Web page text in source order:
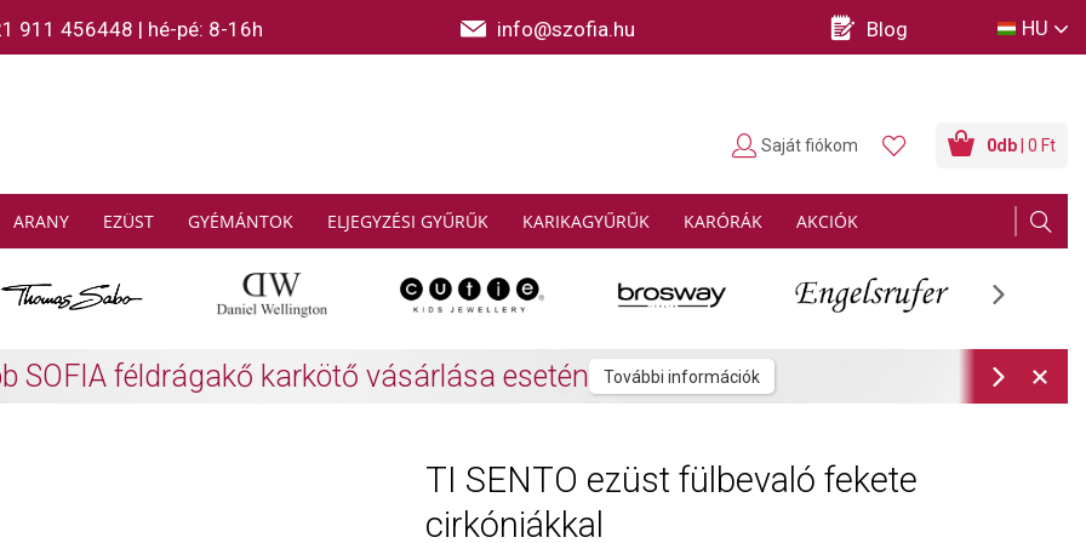
911 456448 | hé-pé: 8-16h info@szofia.hu Blog HU
ARANY EZÜST GYÉMÁNTOK ELJEGYZÉSI GYŰRŰK KARIKAGYŰRŰK KARÓRÁK AKCIÓK
0db | 0 Ft
Saját fiókom
SABO: Gyűjtsön és spóroljon További információk
TI SENTO ezüst fülbevaló fekete
cirkóniákkal